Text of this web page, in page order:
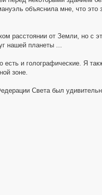
объяснила мне, что это
расстоянии от Земли, но с
нашей планеты ...
и голографические. Я
зоне.
Света был